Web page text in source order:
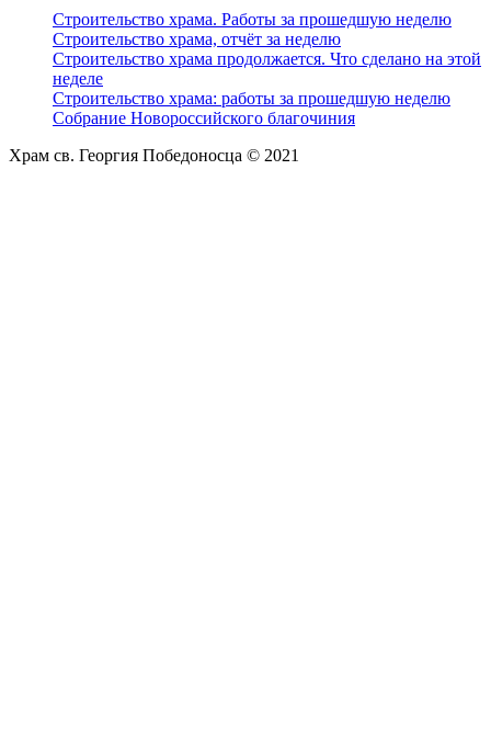
Строительство храма. Работы за прошедшую неделю
Строительство храма, отчёт за неделю
Строительство храма продолжается. Что сделано на этой
неделе
Строительство храма: работы за прошедшую неделю
Собрание Новороссийского благочиния
Храм св. Георгия Победоносца © 2021